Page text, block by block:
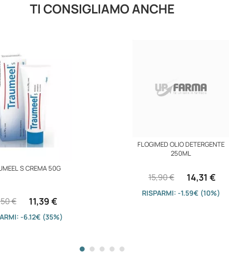
TI CONSIGLIAMO ANCHE
S CREMA 50G
11,39 €
€
-6.12€ (35%)
FLOGIMED OLIO DETERGENTE
250ML
14,31 €
15,90 €
RISPARMI: -1.59€ (10%)